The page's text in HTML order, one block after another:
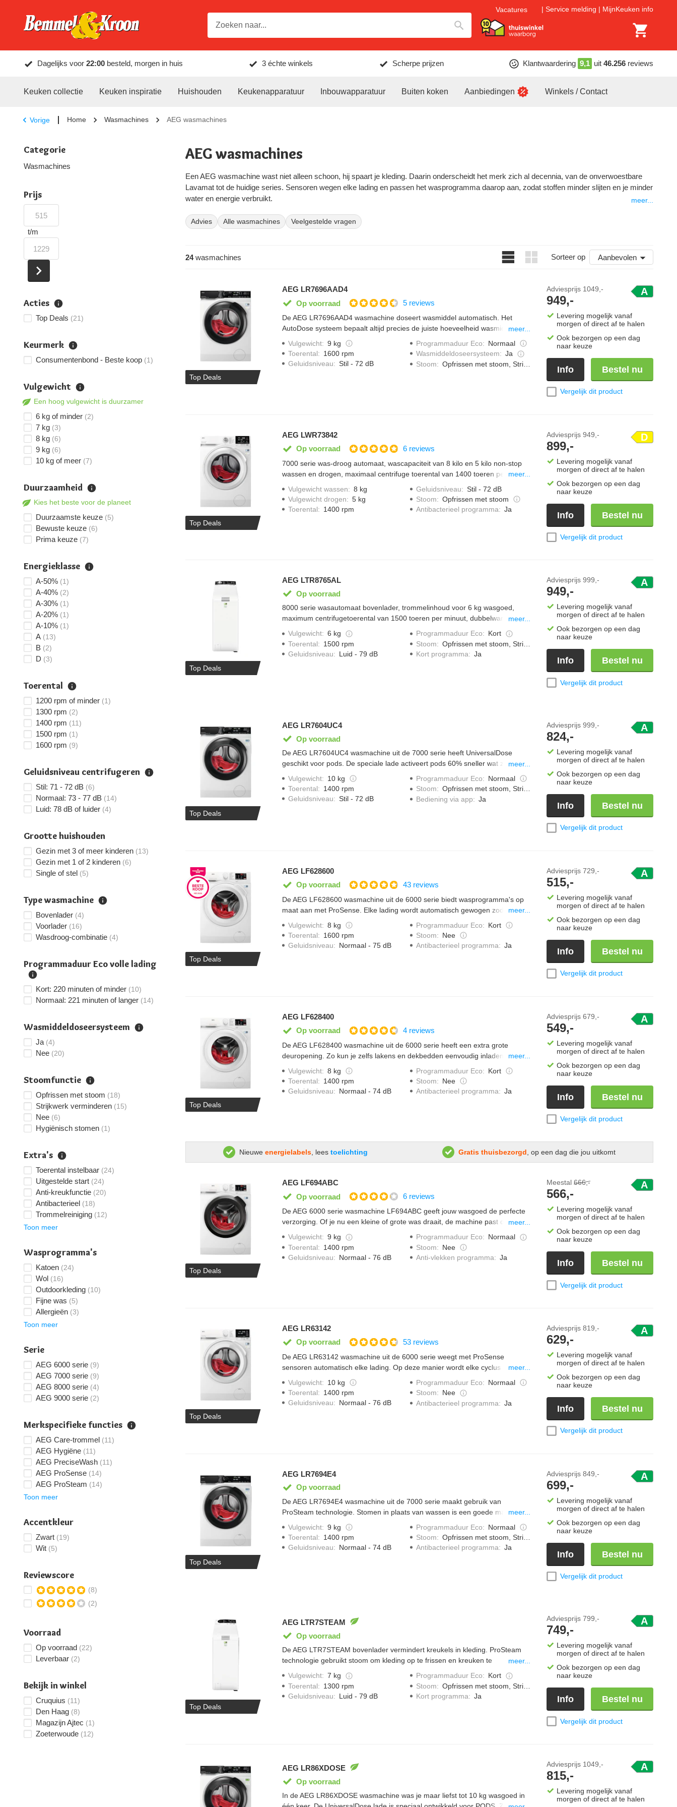
Vacatures Service melding MijnKeuken info
Dagelijks voor 22:00 besteld, morgen in huis 3 échte winkels Scherpe prijzen Klantwaardering 9,1 uit 46.256 reviews
Keuken collectie Keuken inspiratie Huishouden Keukenapparatuur Inbouwapparatuur Buiten koken Aanbiedingen Winkels / Contact
Vorige Home Wasmachines AEG wasmachines
AEG wasmachines
Een AEG wasmachine wast niet alleen schoon, hij spaart je kleding. Daarin onderscheidt het merk zich al decennia, van de onverwoestbare
Lavamat tot de huidige series. Sensoren wegen elke lading en passen het wasprogramma daarop aan, zodat stoffen minder slijten en je minder
water en energie verbruikt.
AEG deelt zijn wasmachines op in vier series: 6000, 7000, 8000 en 9000. Hieronder ontdek je welke serie en welke techniek het beste bij jouw
huishouden past.
meer...
Advies Alle wasmachines Veelgestelde vragen
24wasmachines Sorteer op Aanbevolen
Top Deals
AEG LR7696AAD4
Op voorraad
5 reviews
De AEG LR7696AAD4 wasmachine doseert wasmiddel automatisch. Het
AutoDose systeem bepaalt altijd precies de juiste hoeveelheid wasmiddel en -
verzachter. Kleding fris je gemakkelijk op met ProSteam. PreciseWash past
het water en energieverbruik aan naagrelang het gewicht van de belading.
meer...
Vulgewicht: 9 kg
Toerental: 1600 rpm
Geluidsniveau: Stil - 72 dB
Programmaduur Eco: Normaal
Wasmiddeldoseersysteem: Ja
Stoom: Opfrissen met stoom, Strijkwerk verminderen
A
Adviesprijs 1049,-
949,-
Levering mogelijk vanaf
morgen of direct af te halen
Ook bezorgen op een dag
naar keuze
Info Bestel nu
Vergelijk dit product
Top Deals
AEG LWR73842
Op voorraad
6 reviews
7000 serie was-droog automaat, wascapaciteit van 8 kilo en 5 kilo non-stop
wassen en drogen, maximaal centrifuge toerental van 1400 toeren per
prosense trommel voor voorzichtige behandeling van teer weefsel, stoom
programma
meer...
Vulgewicht wassen: 8 kg
Vulgewicht drogen: 5 kg
Toerental: 1400 rpm
Geluidsniveau: Stil - 72 dB
Stoom: Opfrissen met stoom
Antibacterieel programma: Ja
D
Adviesprijs 949,-
899,-
Levering mogelijk vanaf
morgen of direct af te halen
Ook bezorgen op een dag
naar keuze
Info Bestel nu
Vergelijk dit product
Top Deals
AEG LTR8765AL
Op voorraad
8000 serie wasautomaat bovenlader, trommelinhoud voor 6 kg wasgoed,
maximum centrifugetoerental van 1500 toeren per minuut, dubbelwandige
toevoerslang, aquacontrol, Eco Inverter motor, groot display, powercare
meer...
Vulgewicht: 6 kg
Toerental: 1500 rpm
Geluidsniveau: Luid - 79 dB
Programmaduur Eco: Kort
Stoom: Opfrissen met stoom, Strijkwerk verminderen
Kort programma: Ja
A
Adviesprijs 999,-
949,-
Levering mogelijk vanaf
morgen of direct af te halen
Ook bezorgen op een dag
naar keuze
Info Bestel nu
Vergelijk dit product
Top Deals
AEG LR7604UC4
Op voorraad
De AEG LR7604UC4 wasmachine uit de 7000 serie heeft UniversalDose
geschikt voor pods. De speciale lade activeert pods 60% sneller wat zorgt
voor een betere vlekverwijdering. Je kleding opfrissen kan met Steam refresh
waarmee je geurtjes neutraliseert. Het MixLoad programma was je
gemengde was op 30 graden in slechts 69 minuten. PreciseWash bespaart
tot 40% tijd, water en energie door elke lading te optimaliseren.
meer...
Vulgewicht: 10 kg
Toerental: 1400 rpm
Geluidsniveau: Stil - 72 dB
Programmaduur Eco: Normaal
Stoom: Opfrissen met stoom, Strijkwerk verminderen
Bediening via app: Ja
A
Adviesprijs 999,-
824,-
Levering mogelijk vanaf
morgen of direct af te halen
Ook bezorgen op een dag
naar keuze
Info Bestel nu
Vergelijk dit product
Top Deals
AEG LF628600
Op voorraad
43 reviews
De AEG LF628600 wasmachine uit de 6000 serie biedt wasprogramma's op
maat aan met ProSense. Elke lading wordt automatisch gewogen zodat het
water en -energieverbruik lager is. Met Startuitstel kies kun je wassen
wanneer het jou uitkomt. Het speciale anti-allergie programma verwijdert
bacteriën door middel van stoom.
meer...
Vulgewicht: 8 kg
Toerental: 1600 rpm
Geluidsniveau: Normaal - 75 dB
Programmaduur Eco: Kort
Stoom: Nee
Antibacterieel programma: Ja
A
Adviesprijs 729,-
515,-
Levering mogelijk vanaf
morgen of direct af te halen
Ook bezorgen op een dag
naar keuze
Info Bestel nu
Vergelijk dit product
Top Deals
AEG LF628400
Op voorraad
4 reviews
De AEG LF628400 wasmachine uit de 6000 serie heeft een extra grote
deuropening. Zo kun je zelfs lakens en dekbedden eenvoudig inladen en
uitnemen. De ProSense technologie weegt elke lading automatisch af. Zo
wordt het programma aangepast zodat je tijd, water en energie bespaart. Met
Startuitstel kies kun je wassen wanneer het jou uitkomt.
meer...
Vulgewicht: 8 kg
Toerental: 1400 rpm
Geluidsniveau: Normaal - 74 dB
Programmaduur Eco: Kort
Stoom: Nee
Antibacterieel programma: Ja
A
Adviesprijs 679,-
549,-
Levering mogelijk vanaf
morgen of direct af te halen
Ook bezorgen op een dag
naar keuze
Info Bestel nu
Vergelijk dit product
Nieuwe energielabels, lees toelichting Gratis thuisbezorgd, op een dag die jou uitkomt
Top Deals
AEG LF694ABC
Op voorraad
6 reviews
De AEG 6000 serie wasmachine LF694ABC geeft jouw wasgoed de perfecte
verzorging. Of je nu een kleine of grote was draait, de machine past de cyclus
aan en vermindert hierdoor slijtage. ProSense sensoren wegen elke lading af
zodat het wasprogramma goed aansluit op de belading. De zachte ProTex
trommel is ontworpen om kleding te verzorgen. Bacteriën worden verwijderd
meer...
Vulgewicht: 9 kg
Toerental: 1400 rpm
Geluidsniveau: Normaal - 76 dB
Programmaduur Eco: Normaal
Stoom: Nee
Anti-vlekken programma: Ja
A
Meestal 666,-
566,-
Levering mogelijk vanaf
morgen of direct af te halen
Ook bezorgen op een dag
naar keuze
Info Bestel nu
Vergelijk dit product
Top Deals
AEG LR63142
Op voorraad
53 reviews
De AEG LR63142 wasmachine uit de 6000 serie weegt met ProSense
sensoren automatisch elke lading. Op deze manier wordt elke cyclus op maat
aangeboden en bespaar je tot wel 30% op tijd, water en -energieverbruik.
Een snelle was is ook mogelijk met Timesave waarmee je de wastijd tot 50%
kan verkorten. Het speciale hygiëneprogramma verwijdert 99,99% van alle
meer...
Vulgewicht: 10 kg
Toerental: 1400 rpm
Geluidsniveau: Normaal - 76 dB
Programmaduur Eco: Normaal
Stoom: Nee
Antibacterieel programma: Ja
A
Adviesprijs 819,-
629,-
Levering mogelijk vanaf
morgen of direct af te halen
Ook bezorgen op een dag
naar keuze
Info Bestel nu
Vergelijk dit product
Top Deals
AEG LR7694E4
Op voorraad
De AEG LR7694E4 wasmachine uit de 7000 serie maakt gebruik van
ProSteam technologie. Stomen in plaats van wassen is een goede manier op
kleding op te frissen die geen volledige wasbeurt nodig hebben. Ook
vermindert het kreuken in je kledingstukken. PreciseWash bespaart tot 40%
tijd, water en energie door elke lading te optimaliseren. Het MixLoad
meer...
Vulgewicht: 9 kg
Toerental: 1400 rpm
Geluidsniveau: Normaal - 74 dB
Programmaduur Eco: Normaal
Stoom: Opfrissen met stoom, Strijkwerk verminderen
Antibacterieel programma: Ja
A
Adviesprijs 849,-
699,-
Levering mogelijk vanaf
morgen of direct af te halen
Ook bezorgen op een dag
naar keuze
Info Bestel nu
Vergelijk dit product
Top Deals
AEG LTR7STEAM
Op voorraad
De AEG LTR7STEAM bovenlader vermindert kreukels in kleding. ProSteam
technologie gebruikt stoom om kleding op te frissen en kreuken te
verwijderen. Elke lading wordt met ProSense sensoren afgewogen, om zo de
cyclus op maat aan te passen. De deksel met drukknop heeft een Soft
Opening systeem. Zo is het in- en uitladen van kleding makkelijker en veiliger
meer...
Vulgewicht: 7 kg
Toerental: 1300 rpm
Geluidsniveau: Luid - 79 dB
Programmaduur Eco: Kort
Stoom: Opfrissen met stoom, Strijkwerk verminderen
Kort programma: Ja
A
Adviesprijs 799,-
749,-
Levering mogelijk vanaf
morgen of direct af te halen
Ook bezorgen op een dag
naar keuze
Info Bestel nu
Vergelijk dit product
AEG LR86XDOSE
Op voorraad
In de AEG LR86XDOSE wasmachine was je maar liefst tot 10 kg wasgoed in
A
Adviesprijs 1049,-
815,-
Levering mogelijk vanaf
morgen of direct af te halen
Categorie
Wasmachines
Prijs
t/m
Acties
Top Deals (21)
Keurmerk
Consumentenbond - Beste koop (1)
Vulgewicht
Een hoog vulgewicht is duurzamer
6 kg of minder (2)
7 kg (3)
8 kg (6)
9 kg (6)
10 kg of meer (7)
Duurzaamheid
Kies het beste voor de planeet
Duurzaamste keuze (5)
Bewuste keuze (6)
Prima keuze (7)
Energieklasse
A-50% (1)
A-40% (2)
A-30% (1)
A-20% (1)
A-10% (1)
A (13)
B (2)
D (3)
Toerental
1200 rpm of minder (1)
1300 rpm (2)
1400 rpm (11)
1500 rpm (1)
1600 rpm (9)
Geluidsniveau centrifugeren
Stil: 71 - 72 dB (6)
Normaal: 73 - 77 dB (14)
Luid: 78 dB of luider (4)
Grootte huishouden
Gezin met 3 of meer kinderen (13)
Gezin met 1 of 2 kinderen (6)
Single of stel (5)
Type wasmachine
Bovenlader (4)
Voorlader (16)
Wasdroog-combinatie (4)
Programmaduur Eco volle lading
Kort: 220 minuten of minder (10)
Normaal: 221 minuten of langer (14)
Wasmiddeldoseersysteem
Ja (4)
Nee (20)
Stoomfunctie
Opfrissen met stoom (18)
Strijkwerk verminderen (15)
Nee (6)
Hygiënisch stomen (1)
Extra's
Toerental instelbaar (24)
Uitgestelde start (24)
Anti-kreukfunctie (20)
Antibacterieel (18)
Trommelreiniging (12)
Toon meer
Wasprogramma's
Katoen (24)
Wol (16)
Outdoorkleding (10)
Fijne was (5)
Allergieën (3)
Toon meer
Serie
AEG 6000 serie (9)
AEG 7000 serie (9)
AEG 8000 serie (4)
AEG 9000 serie (2)
Merkspecifieke functies
AEG Care-trommel (11)
AEG Hygiëne (11)
AEG PreciseWash (11)
AEG ProSense (14)
AEG ProSteam (14)
Toon meer
Accentkleur
Zwart (19)
Wit (5)
Reviewscore
(8)
(2)
Voorraad
Op voorraad (22)
Leverbaar (2)
Bekijk in winkel
Cruquius (11)
Den Haag (8)
Magazijn Ajtec (1)
Zoeterwoude (12)